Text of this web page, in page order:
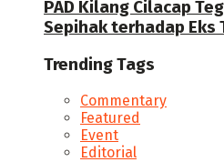
PAD Kilang Cilacap
Sepihak terhadap Eks
Trending Tags
Commentary
Featured
Event
Editorial